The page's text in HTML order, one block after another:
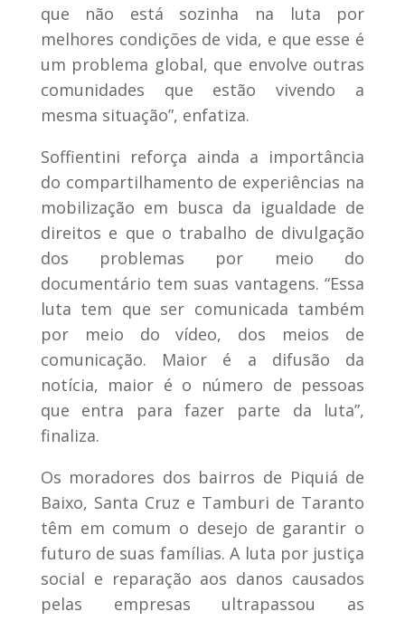
que não está sozinha na luta por
melhores condições de vida, e que esse é
um problema global, que envolve outras
comunidades que estão vivendo a
mesma situação”, enfatiza.
Soffientini reforça ainda a importância
do compartilhamento de experiências na
mobilização em busca da igualdade de
direitos e que o trabalho de divulgação
dos problemas por meio do
documentário tem suas vantagens. “Essa
luta tem que ser comunicada também
por meio do vídeo, dos meios de
comunicação. Maior é a difusão da
notícia, maior é o número de pessoas
que entra para fazer parte da luta”,
finaliza.
Os moradores dos bairros de Piquiá de
Baixo, Santa Cruz e Tamburi de Taranto
têm em comum o desejo de garantir o
futuro de suas famílias. A luta por justiça
social e reparação aos danos causados
pelas empresas ultrapassou as